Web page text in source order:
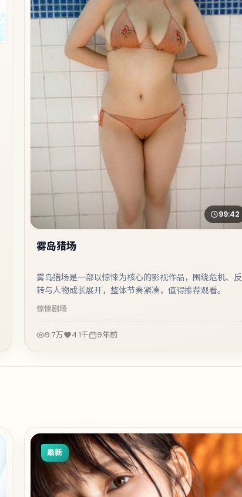
99:42
雾岛猎场
雾岛猎场是一部以惊悚为核心的影视作品，围绕危机、反
转与人物成长展开，整体节奏紧凑，值得推荐观看。
惊悚剧场
9.7万 4.1千 9年前
最新